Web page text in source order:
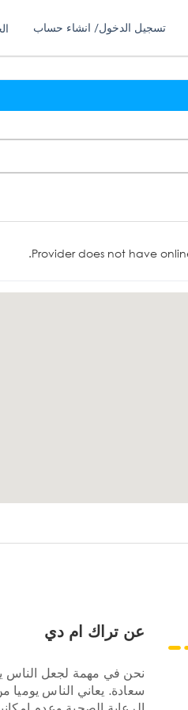
تسجيل الدخول/ انشاء حساب
Provider does not have
عن تراك ام دي
نحن في مهمة لجعل الناس
سعادة. يعاني الناس يوميا